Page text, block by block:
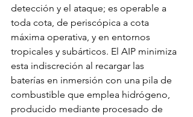
detección y el ataque; es operable a
toda cota, de periscópica a cota
máxima operativa, y en entornos
tropicales y subárticos. El AIP minimiza
esta indiscreción al recargar las
baterías en inmersión con una pila de
combustible que emplea hidrógeno,
producido mediante procesado de